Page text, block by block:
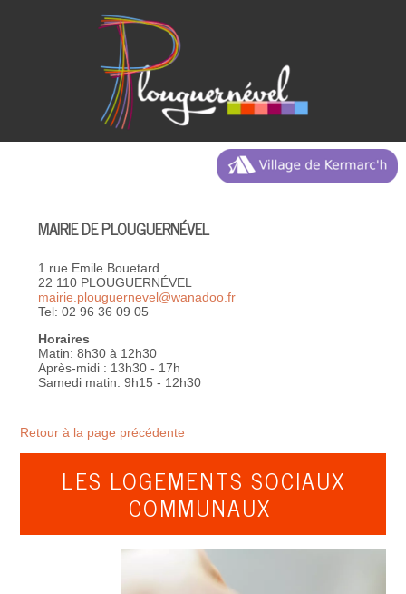
MAIRIE DE PLOUGUERNÉVEL
1 rue Emile Bouetard
22 110 PLOUGUERNÉVEL
mairie.plouguernevel@wanadoo.fr
Tel: 02 96 36 09 05
Horaires
Matin: 8h30 à 12h30
Après-midi : 13h30 - 17h
Samedi matin: 9h15 - 12h30
Retour à la page précédente
LES LOGEMENTS SOCIAUX
COMMUNAUX